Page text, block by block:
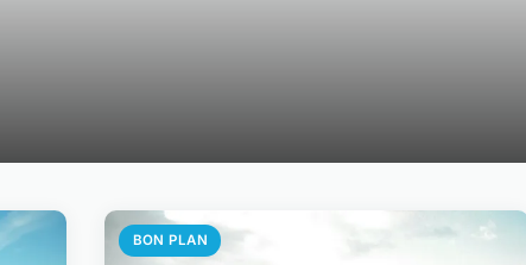
BON PLAN